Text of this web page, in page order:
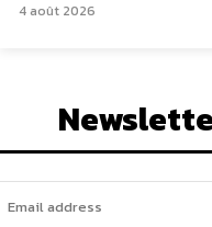
4 août 2026